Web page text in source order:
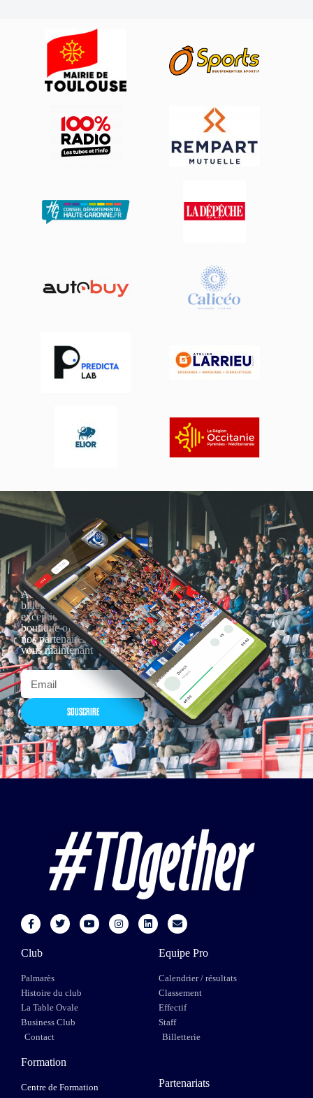
Actualités, nouveautés,
billetterie, remises
exceptionnelles dans la
boutique officielles & chez
nos partenaires… Inscrivez-
vous maintenant
SOUSCRIRE
Club
Palmarès
Histoire du club
La Table Ovale
Business Club
Contact
Equipe Pro
Calendrier / résultats
Classement
Effectif
Staff
Billetterie
Formation
Centre de Formation
Partenariats